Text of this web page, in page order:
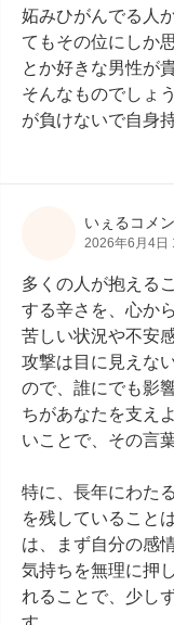
妬みひがんでる人
てもその位にしか
とか好きな男性が
そんなものでしょ
が負けないで自身
いぇるコメ
2026年6月4日
多くの人が抱える
する辛さを、心か
苦しい状況や不安
攻撃は目に見えな
ので、誰にでも影
ちがあなたを支え
いことで、その言
特に、長年にわた
を残していること
は、まず自分の感
気持ちを無理に押
れることで、少し